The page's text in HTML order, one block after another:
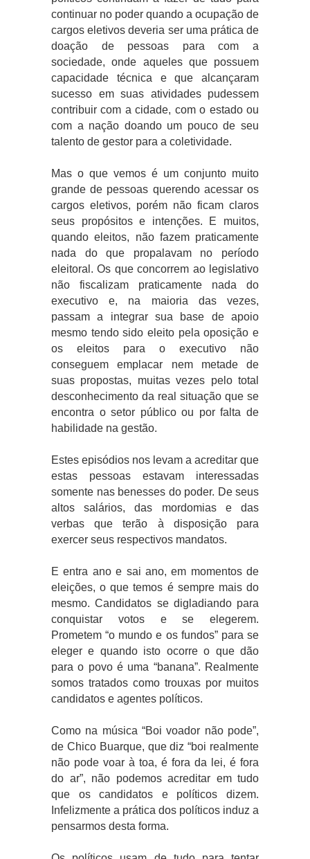
continuar no poder quando a ocupação de
cargos eletivos deveria ser uma prática de
doação de pessoas para com a
sociedade, onde aqueles que possuem
capacidade técnica e que alcançaram
sucesso em suas atividades pudessem
contribuir com a cidade, com o estado ou
com a nação doando um pouco de seu
talento de gestor para a coletividade.
Mas o que vemos é um conjunto muito
grande de pessoas querendo acessar os
cargos eletivos, porém não ficam claros
seus propósitos e intenções. E muitos,
quando eleitos, não fazem praticamente
nada do que propalavam no período
eleitoral. Os que concorrem ao legislativo
não fiscalizam praticamente nada do
executivo e, na maioria das vezes,
passam a integrar sua base de apoio
mesmo tendo sido eleito pela oposição e
os eleitos para o executivo não
conseguem emplacar nem metade de
suas propostas, muitas vezes pelo total
desconhecimento da real situação que se
encontra o setor público ou por falta de
habilidade na gestão.
Estes episódios nos levam a acreditar que
estas pessoas estavam interessadas
somente nas benesses do poder. De seus
altos salários, das mordomias e das
verbas que terão à disposição para
exercer seus respectivos mandatos.
E entra ano e sai ano, em momentos de
eleições, o que temos é sempre mais do
mesmo. Candidatos se digladiando para
conquistar votos e se elegerem.
Prometem “o mundo e os fundos” para se
eleger e quando isto ocorre o que dão
para o povo é uma “banana”. Realmente
somos tratados como trouxas por muitos
candidatos e agentes políticos.
Como na música “Boi voador não pode”,
de Chico Buarque, que diz “boi realmente
não pode voar à toa, é fora da lei, é fora
do ar”, não podemos acreditar em tudo
que os candidatos e políticos dizem.
Infelizmente a prática dos políticos induz a
pensarmos desta forma.